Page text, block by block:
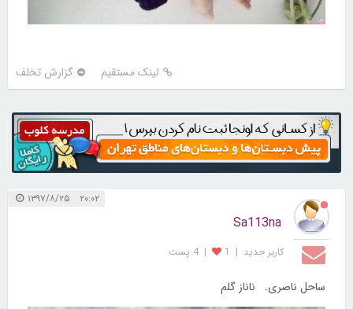
لینک مستقیم گزارش تخلف
۲۰:۰۲ ۱۳۹۷/۸/۲۵
Sa113na
کاربر جديد |
1
| 4 پست
ساحل ناصری. ناناز گلم